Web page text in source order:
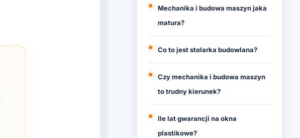
Mechanika i budowa maszyn jaka
matura?
Co to jest stolarka budowlana?
Czy mechanika i budowa maszyn
to trudny kierunek?
Ile lat gwarancji na okna
plastikowe?